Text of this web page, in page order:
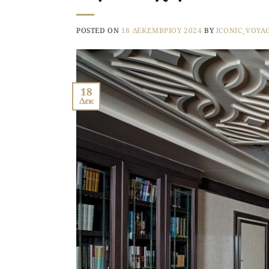
POSTED ON 18 ΔΕΚΕΜΒΡΊΟΥ 2024 BY
18
Δεκ